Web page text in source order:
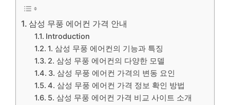
삼성 무풍 에어컨 가격 안내
Introduction
1. 삼성 무풍 에어컨의 기능과 특징
2. 삼성 무풍 에어컨의 다양한 모델
3. 삼성 무풍 에어컨 가격의 변동 요인
4. 삼성 무풍 에어컨 가격 정보 확인 방법
5. 삼성 무풍 에어컨 가격 비교 사이트 소개